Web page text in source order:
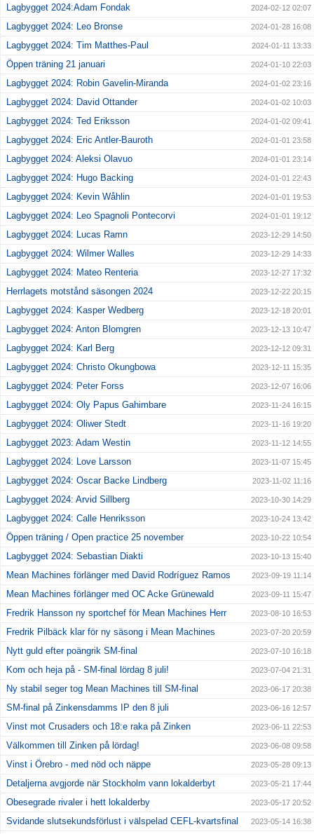
Lagbygget 2024:Adam Fondak 2024-02-12 02:07
Lagbygget 2024: Leo Bronse 2024-01-28 16:08
Lagbygget 2024: Tim Matthes-Paul 2024-01-11 13:33
Öppen träning 21 januari 2024-01-10 22:03
Lagbygget 2024: Robin Gavelin-Miranda 2024-01-02 23:16
Lagbygget 2024: David Ottander 2024-01-02 10:03
Lagbygget 2024: Ted Eriksson 2024-01-02 09:41
Lagbygget 2024: Eric Antler-Bauroth 2024-01-01 23:58
Lagbygget 2024: Aleksi Olavuo 2024-01-01 23:14
Lagbygget 2024: Hugo Backing 2024-01-01 22:43
Lagbygget 2024: Kevin Wåhlin 2024-01-01 19:53
Lagbygget 2024: Leo Spagnoli Pontecorvi 2024-01-01 19:12
Lagbygget 2024: Lucas Ramn 2023-12-29 14:50
Lagbygget 2024: Wilmer Walles 2023-12-29 14:33
Lagbygget 2024: Mateo Renteria 2023-12-27 17:32
Herrlagets motstånd säsongen 2024 2023-12-22 20:15
Lagbygget 2024: Kasper Wedberg 2023-12-18 20:01
Lagbygget 2024: Anton Blomgren 2023-12-13 10:47
Lagbygget 2024: Karl Berg 2023-12-12 09:31
Lagbygget 2024: Christo Okungbowa 2023-12-11 15:35
Lagbygget 2024: Peter Forss 2023-12-07 16:06
Lagbygget 2024: Oly Papus Gahimbare 2023-11-24 16:15
Lagbygget 2024: Oliwer Stedt 2023-11-16 19:20
Lagbygget 2023: Adam Westin 2023-11-12 14:55
Lagbygget 2024: Love Larsson 2023-11-07 15:45
Lagbygget 2024: Oscar Backe Lindberg 2023-11-02 11:16
Lagbygget 2024: Arvid Sillberg 2023-10-30 14:29
Lagbygget 2024: Calle Henriksson 2023-10-24 13:42
Öppen träning / Open practice 25 november 2023-10-22 10:54
Lagbygget 2024: Sebastian Diakti 2023-10-13 15:40
Mean Machines förlänger med David Rodríguez Ramos 2023-09-19 11:14
Mean Machines förlänger med OC Acke Grünewald 2023-09-11 15:47
Fredrik Hansson ny sportchef för Mean Machines Herr 2023-08-10 16:53
Fredrik Pilbäck klar för ny säsong i Mean Machines 2023-07-20 20:59
Nytt guld efter poängrik SM-final 2023-07-10 16:18
Kom och heja på - SM-final lördag 8 juli! 2023-07-04 21:31
Ny stabil seger tog Mean Machines till SM-final 2023-06-17 20:38
SM-final på Zinkensdamms IP den 8 juli 2023-06-16 12:57
Vinst mot Crusaders och 18:e raka på Zinken 2023-06-11 22:53
Välkommen till Zinken på lördag! 2023-06-08 09:58
Vinst i Örebro - med nöd och näppe 2023-05-28 09:13
Detaljerna avgjorde när Stockholm vann lokalderbyt 2023-05-21 17:44
Obesegrade rivaler i hett lokalderby 2023-05-17 20:52
Svidande slutsekundsförlust i välspelad CEFL-kvartsfinal 2023-05-14 16:38